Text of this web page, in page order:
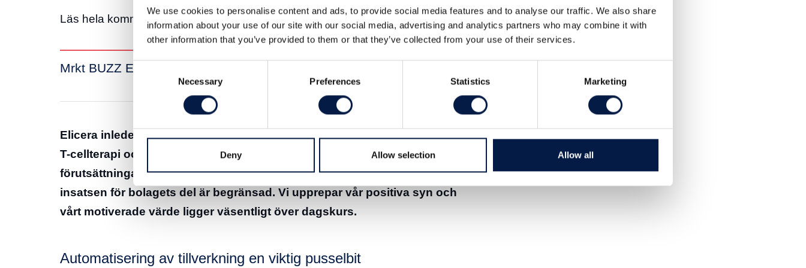
We use cookies to personalise content and ads, to provide social media features and to analyse our traffic. We also share
information about your use of our site with our social media, advertising and analytics partners who may combine it with
other information that you’ve provided to them or that they’ve collected from your use of their services.
Consent
Necessary Preferences Statistics Marketing
Deny Allow selection Allow all
Läs hela kommentaren här:
Mrkt BUZZ Elicera 19 jan 2022
Elicera inleder utveckling av en automatiserad tillverkningsprocess för CAR
T-cellterapi och har förvärvat patentet för ELC-100. Dessa steg kan stärka
förutsättningarna för utlicensiering av bolagets projektportölj samtidigt som
insatsen för bolagets del är begränsad. Vi upprepar vår positiva syn och
vårt motiverade värde ligger väsentligt över dagskurs.
Automatisering av tillverkning en viktig pusselbit